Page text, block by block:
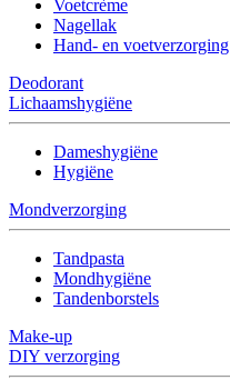
Voetcrème
Nagellak
Hand- en voetverzorging
Deodorant
Lichaamshygiëne
Dameshygiëne
Hygiëne
Mondverzorging
Tandpasta
Mondhygiëne
Tandenborstels
Make-up
DIY verzorging